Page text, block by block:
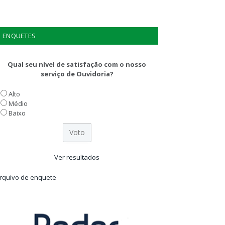
ENQUETES
Qual seu nível de satisfação com o nosso
serviço de Ouvidoria?
Alto
Médio
Baixo
Ver resultados
de enquete